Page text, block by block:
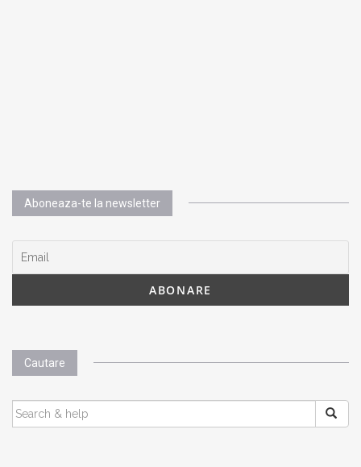
Aboneaza-te la newsletter
Cautare
SEARCH
FOR: